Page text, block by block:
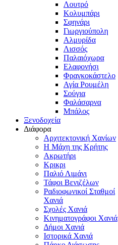
Λουτρό
Κολυμπάρι
Σφηνάρι
Γιωργιούπολη
Αλμυρίδα
Λισσός
Παλαιόχωρα
Ελαφονήσι
Φραγκοκάστελο
Αγία Ρουμέλη
Σούγια
Φαλάσαρνα
Μπάλος
Ξενοδοχεία
Διάφορα
Αρχιτεκτονική Χανίων
Η Μάχη της Κρήτης
Ακρωτήρι
Κρικρι
Παλιό Λιμάνι
Τάφοι Βενιζέλων
Ραδιοφωνικοί Σταθμοί
Χανιά
Σχολές Χανιά
Κινηματογράφοι Χανιά
Δήμοι Χανιά
Ιστορικά Χανιά